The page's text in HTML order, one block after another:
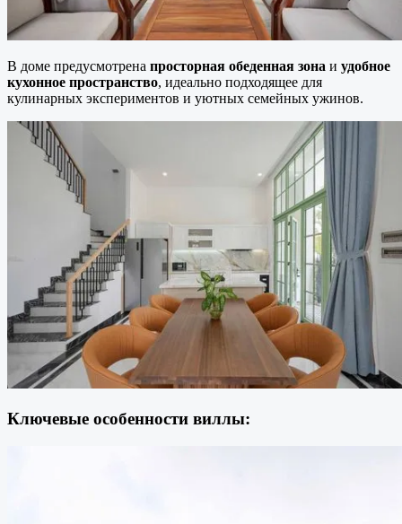
В доме предусмотрена просторная обеденная зона и удобное
кухонное пространство, идеально подходящее для
кулинарных экспериментов и уютных семейных ужинов.
Ключевые особенности виллы: